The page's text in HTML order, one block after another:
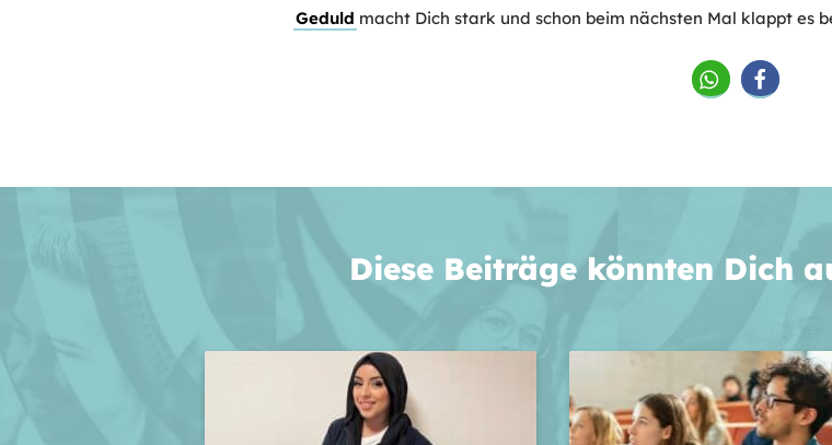
Geduld macht Dich stark und schon beim nächsten Mal klappt es
Diese Beiträge könnten Dich